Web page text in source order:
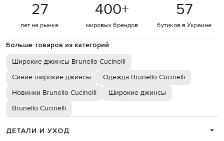
27
лет на рынке
400+
мировых брендов
57
бутиков в Украине
Больше товаров из категорий
Широкие джинсы Brunello Cucinelli
Синие широкие джинсы
Одежда Brunello Cucinelli
Новинки Brunello Cucinelli
Широкие джинсы
Brunello Cucinelli
ДЕТАЛИ И УХОД